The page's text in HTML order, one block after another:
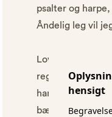
hensigt
psalter og
Åndelig leg vil
Lov dog den
regerer,
ham, der som
bærer,